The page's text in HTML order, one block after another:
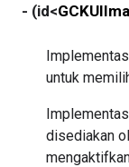
- (id<
untuk
disediakan